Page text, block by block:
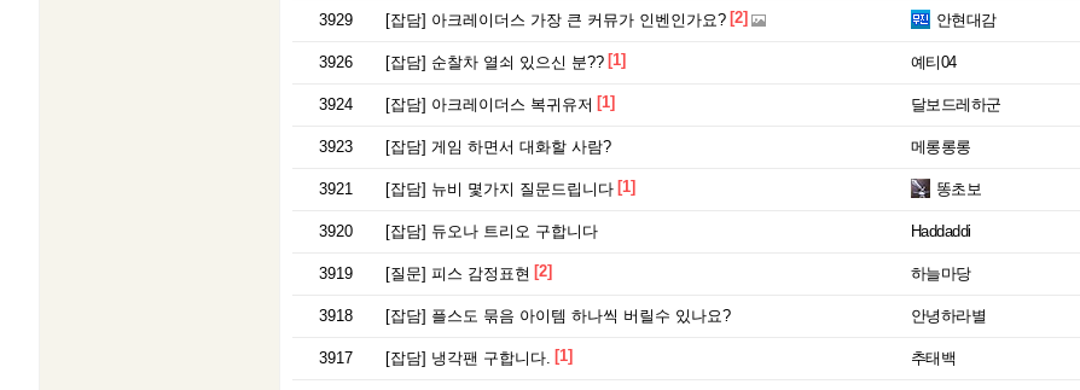
3929 [잡담] 아크레이더스 가장 큰 커뮤가 인벤인가요? [2] 안현대감
3926 [잡담] 순찰차 열쇠 있으신 분?? [1] 예티04
3924 [잡담] 아크레이더스 복귀유저 [1] 달보드레하군
3923 [잡담] 게임 하면서 대화할 사람? 메롱롱롱
3921 [잡담] 뉴비 몇가지 질문드립니다 [1] 똥초보
3920 [잡담] 듀오나 트리오 구합니다 Haddaddi
3919 [질문] 피스 감정표현 [2] 하늘마당
3918 [잡담] 플스도 묶음 아이템 하나씩 버릴수 있나요? 안녕하라별
3917 [잡담] 냉각팬 구합니다. [1] 추태백